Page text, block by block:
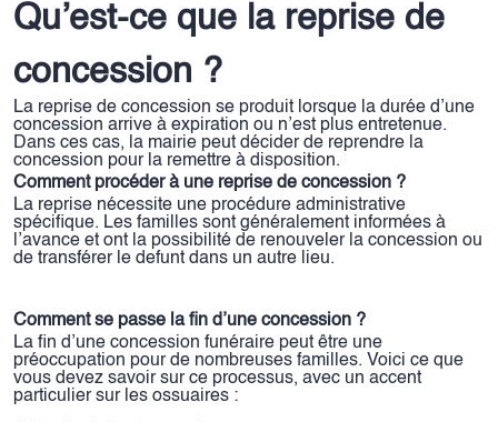
Qu’est-ce que la reprise de
concession ?
La reprise de concession se produit lorsque la durée d’une
concession arrive à expiration ou n’est plus entretenue.
Dans ces cas, la mairie peut décider de reprendre la
concession pour la remettre à disposition.
Comment procéder à une reprise de concession ?
La reprise nécessite une procédure administrative
spécifique. Les familles sont généralement informées à
l’avance et ont la possibilité de renouveler la concession ou
de transférer le defunt dans un autre lieu.
Comment se passe la fin d’une concession ?
La fin d’une concession funéraire peut être une
préoccupation pour de nombreuses familles. Voici ce que
vous devez savoir sur ce processus, avec un accent
particulier sur les ossuaires :